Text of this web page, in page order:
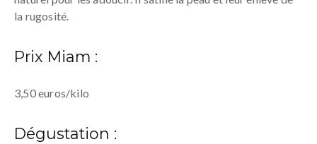
la rugosité.
Prix Miam :
3,50 euros/kilo
Dégustation :